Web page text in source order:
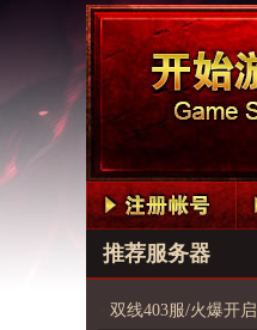
推荐服务器
双线403服/火爆开启